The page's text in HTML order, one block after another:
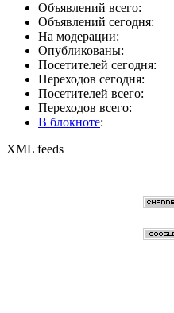
Объявлений всего:
Объявлений сегодня:
На модерации:
Опубликованы:
Посетителей сегодня:
Переходов сегодня:
Посетителей всего:
Переходов всего:
В блокноте:
XML feeds